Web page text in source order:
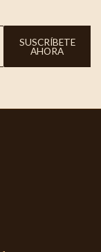
SUSCRÍBETE
AHORA